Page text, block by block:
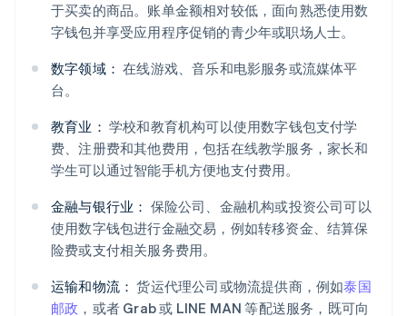
于买卖的商品。账单金额相对较低，面向熟悉使用数
字钱包并享受应用程序促销的青少年或职场人士。
数字领域： 在线游戏、音乐和电影服务或流媒体平
台。
教育业： 学校和教育机构可以使用数字钱包支付学
费、注册费和其他费用，包括在线教学服务，家长和
学生可以通过智能手机方便地支付费用。
金融与银行业： 保险公司、金融机构或投资公司可以
使用数字钱包进行金融交易，例如转移资金、结算保
险费或支付相关服务费用。
运输和物流： 货运代理公司或物流提供商，例如泰国
邮政 ，或者 Grab 或 LINE MAN 等配送服务，既可向